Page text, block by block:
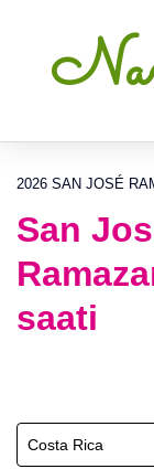
2026 SAN JOSÉ
San
saati